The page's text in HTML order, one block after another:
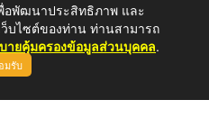
ทรสาร 0-3807-2634-5
อพัฒนาประสิทธิภาพ และ
บไซต์ของท่าน ท่านสามารถ
ายคุ้มครองข้อมูลส่วนบุคคล.
มรับ